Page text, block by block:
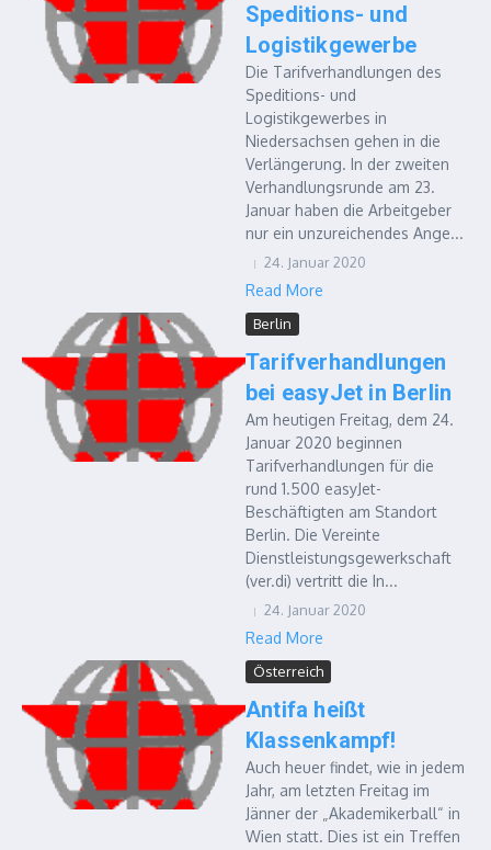
Speditions- und
Logistikgewerbe
Die Tarifverhandlungen des
Speditions- und
Logistikgewerbes in
Niedersachsen gehen in die
Verlängerung. In der zweiten
Verhandlungsrunde am 23.
Januar haben die Arbeitgeber
nur ein unzureichendes Ange...
24. Januar 2020
Read More
Berlin
Tarifverhandlungen
bei easyJet in Berlin
Am heutigen Freitag, dem 24.
Januar 2020 beginnen
Tarifverhandlungen für die
rund 1.500 easyJet-
Beschäftigten am Standort
Berlin. Die Vereinte
Dienstleistungsgewerkschaft
(ver.di) vertritt die In...
24. Januar 2020
Read More
Österreich
Antifa heißt
Klassenkampf!
Auch heuer findet, wie in jedem
Jahr, am letzten Freitag im
Jänner der „Akademikerball“ in
Wien statt. Dies ist ein Treffen